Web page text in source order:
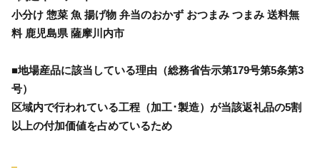
小分け 惣菜 魚 揚げ物 弁当のおかず おつまみ つまみ 送料無
料 鹿児島県 薩摩川内市
■地場産品に該当している理由（総務省告示第179号第5条第3
号）
区域内で行われている工程（加工･製造）が当該返礼品の5割
以上の付加価値を占めているため